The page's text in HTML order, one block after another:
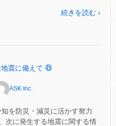
続きを読む ›
震に備えて ㊾
ASK Inc.
を防災・減災に活かす努力
次に発生する地震に関する情